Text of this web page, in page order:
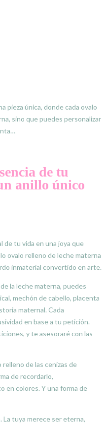
pieza única, donde cada ovalo
sino que puedes personalizar
de tu
anillo único
de tu vida en una joya que
ovalo relleno de leche materna
inmaterial convertido en arte.
la leche materna, puedes
mechón de cabello, placenta
maternal. Cada
en base a tu petición.
y te asesoraré con las
de las cenizas de
de recordarlo,
en colores. Y una forma de
La tuya merece ser eterna,